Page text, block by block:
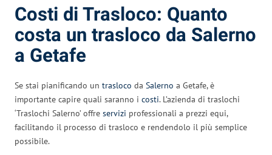
Costi di Trasloco: Quanto
costa un trasloco da Salerno
a Getafe
Se stai pianificando un trasloco da Salerno a Getafe, è
importante capire quali saranno i costi. L’azienda di traslochi
‘Traslochi Salerno’ offre servizi professionali a prezzi equi,
facilitando il processo di trasloco e rendendolo il più semplice
possibile.